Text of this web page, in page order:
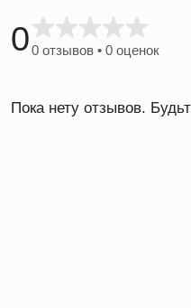
00 отзывов • 0 оценок
Пока нету отзывов.